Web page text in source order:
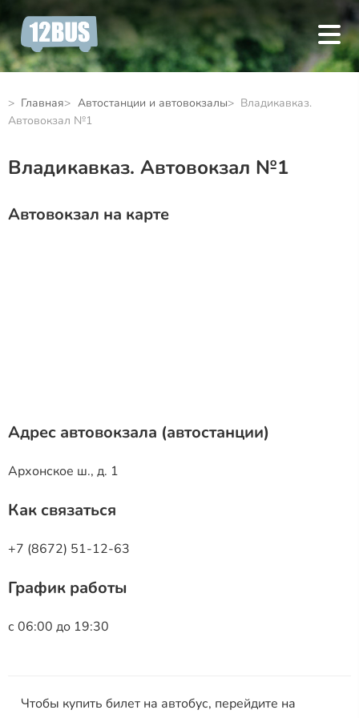
Главная Автостанции и автовокзалы
Владикавказ.
Автовокзал №1
Владикавказ. Автовокзал №1
Автовокзал на карте
Адрес автовокзала (автостанции)
Архонское ш., д. 1
Как связаться
+7 (8672) 51-12-63
График работы
с 06:00 до 19:30
Чтобы купить билет на автобус, перейдите на